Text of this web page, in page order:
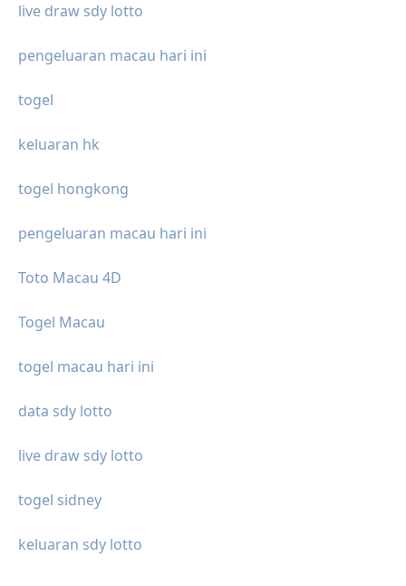
live draw sdy lotto
pengeluaran macau hari ini
togel
keluaran hk
togel hongkong
pengeluaran macau hari ini
Toto Macau 4D
Togel Macau
togel macau hari ini
data sdy lotto
live draw sdy lotto
togel sidney
keluaran sdy lotto